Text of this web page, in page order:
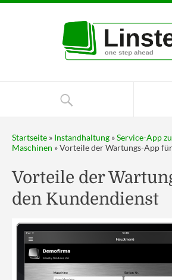
Startseite » Instandhaltung »Service-App
Maschinen »Vorteile der Wartungs-App
Vorteile der
den Kundendienst